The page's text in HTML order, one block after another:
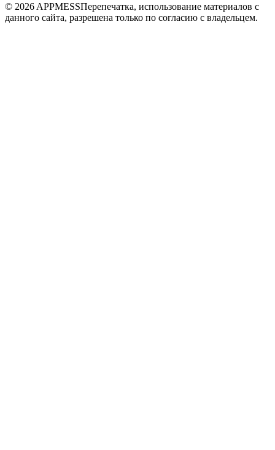
© 2026 APPMESSПерепечатка, использование материалов с
данного сайта, разрешена только по согласию с владельцем.